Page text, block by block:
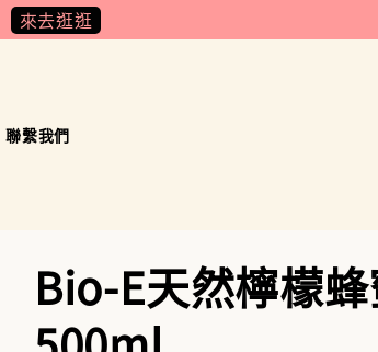
來去逛逛
聯繫我們
Bio-E天然檸檬